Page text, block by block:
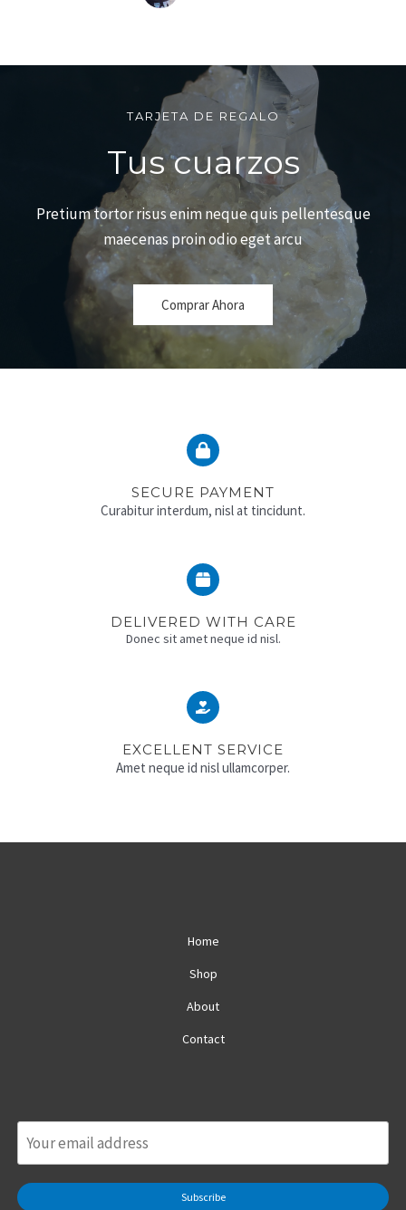
TARJETA DE REGALO
Tus cuarzos
Pretium tortor risus enim neque quis pellentesque
maecenas proin odio eget arcu
Comprar Ahora
SECURE PAYMENT
Curabitur interdum, nisl at tincidunt.
DELIVERED WITH CARE
Donec sit amet neque id nisl.
EXCELLENT SERVICE
Amet neque id nisl ullamcorper.
Home
Shop
About
Contact
Subscribe